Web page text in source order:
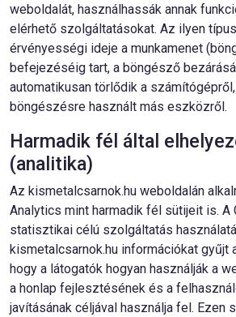
weboldalát, használhassák annak
elérhető szolgáltatásokat. Az ilyen
érvényességi ideje a munkamenet
befejezéséig tart, a böngésző
automatikusan törlődik a
böngészésre használt más eszközről.
Harmadik fél által
(analitika)
Az kismetalcsarnok.hu weboldalán
Analytics mint harmadik fél sütijeit is. A
statisztikai célú szolgáltatás
kismetalcsarnok.hu információkat gyűjt
hogy a látogatók hogyan használják a
a honlap fejlesztésének és a
javításának céljával használja fel. Ezen